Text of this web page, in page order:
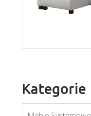
Kategorie